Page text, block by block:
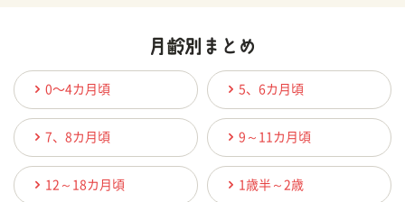
0〜4カ月頃 5、6カ月頃
7、8カ月頃 9～11カ月頃
12～18カ月頃 1歳半～2歳